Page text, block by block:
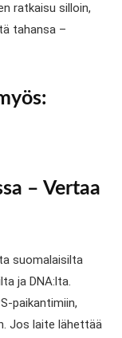
ratkaisu silloin,
tahansa –
– Vertaa
suomalaisilta
ja DNA:lta.
paikantimiin,
Jos laite lähettää